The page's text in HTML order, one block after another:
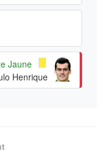
Jaune
Henrique